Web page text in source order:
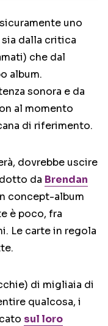
uno
dalla critica
che dal
album.
sonora e da
al momento
di riferimento.
dovrebbe uscire
da Brendan
concept-album
è poco, fra
Le carte in regola
di migliaia di
qualcosa, i
sul loro